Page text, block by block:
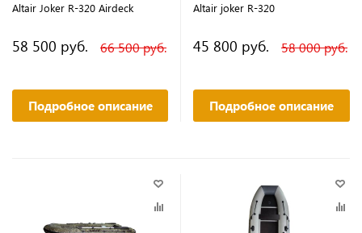
Altair Joker R-320 Airdeck
58 500 руб. 66 500 руб.
Подробное описание
Altair joker R-320
45 800 руб. 58 000 руб.
Подробное описание